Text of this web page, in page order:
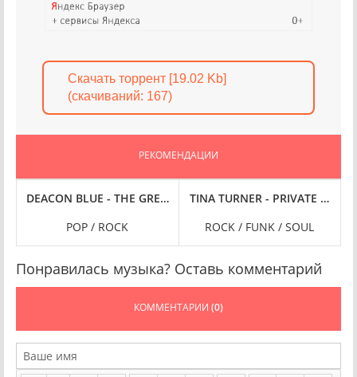
Скачать торрент [19.02 Kb]
(cкачиваний: 167)
РЕКОМЕНДАЦИИ
FLAC
BIT HI-RES] (2025) FLAC
DEACON BLUE - THE GREAT WESTERN ROAD [24-BIT HI-RES]
POP / ROCK
ROCK / FUNK / SOUL
Понравилась музыка? Оставь комментарий
КОММЕНТАРИИ (0)